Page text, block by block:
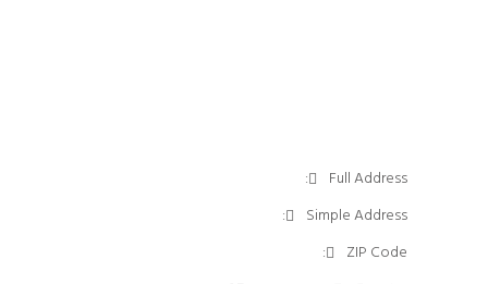
Full Address:
Simple Address:
ZIP Code: